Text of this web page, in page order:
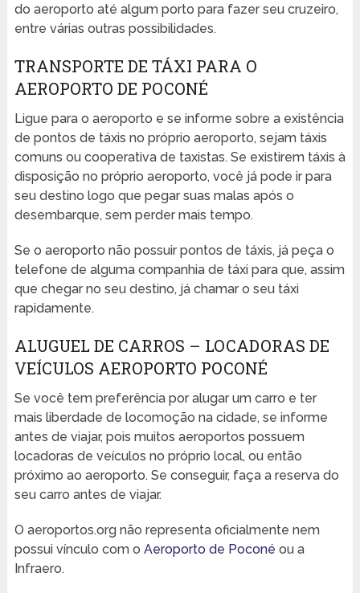
do aeroporto até algum porto para fazer seu cruzeiro,
entre várias outras possibilidades.
TRANSPORTE DE TÁXI PARA O
AEROPORTO DE POCONÉ
Ligue para o aeroporto e se informe sobre a existência
de pontos de táxis no próprio aeroporto, sejam táxis
comuns ou cooperativa de taxistas. Se existirem táxis à
disposição no próprio aeroporto, você já pode ir para
seu destino logo que pegar suas malas após o
desembarque, sem perder mais tempo.
Se o aeroporto não possuir pontos de táxis, já peça o
telefone de alguma companhia de táxi para que, assim
que chegar no seu destino, já chamar o seu táxi
rapidamente.
ALUGUEL DE CARROS – LOCADORAS DE
VEÍCULOS AEROPORTO POCONÉ
Se você tem preferência por alugar um carro e ter
mais liberdade de locomoção na cidade, se informe
antes de viajar, pois muitos aeroportos possuem
locadoras de veículos no próprio local, ou então
próximo ao aeroporto. Se conseguir, faça a reserva do
seu carro antes de viajar.
O aeroportos.org não representa oficialmente nem
possui vínculo com o Aeroporto de Poconé ou a
Infraero.